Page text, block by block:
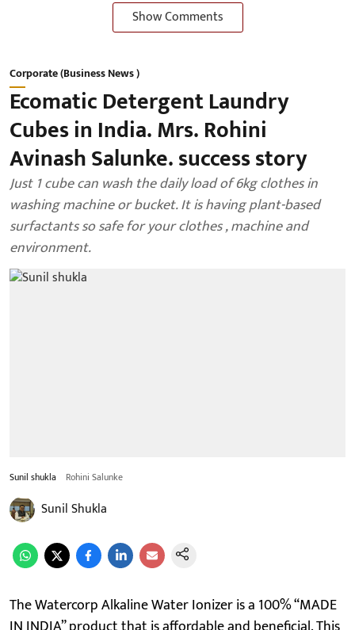
Show Comments
Corporate (Business News )
Ecomatic Detergent Laundry
Cubes in India. Mrs. Rohini
Avinash Salunke. success story
Just 1 cube can wash the daily load of 6kg clothes in
washing machine or bucket. It is having plant-based
surfactants so safe for your clothes , machine and
environment.
Sunil shukla Rohini Salunke
Sunil Shukla
The Watercorp Alkaline Water Ionizer is a 100% “MADE